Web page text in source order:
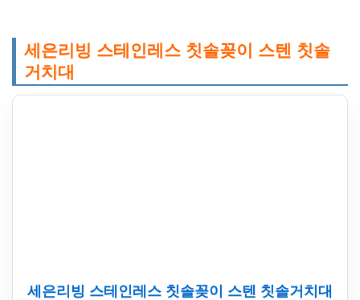
세은리빙 스테인레스 칫솔꽂이 스텐 칫솔
거치대
세은리빙 스테인레스 칫솔꽂이 스텐 칫솔거치대